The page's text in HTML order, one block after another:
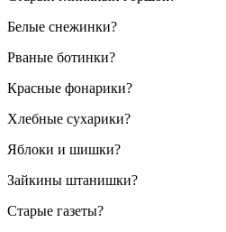
Белые снежинки?
Рваные ботинки?
Красные фонарики?
Хлебные сухарики?
Яблоки и шишки?
Зайкины штанишки?
Старые газеты?